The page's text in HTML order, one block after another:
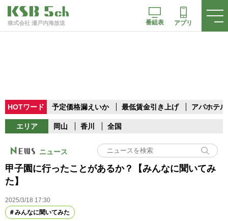
株式会社 瀬戸内海放送 番組表 アプリ
HOTワード 予定価格漏えいか 最低賃金引き上げ アパホテル
エリア 岡山 香川 全国
ニュース
甲子園に行ったことがあるか？【みんなに聞いてみ
た】
2025/3/18 17:30
みんなに聞いてみた